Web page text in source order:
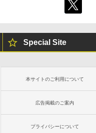
Special Site
本サイトのご利用について
広告掲載のご案内
プライバシーについて